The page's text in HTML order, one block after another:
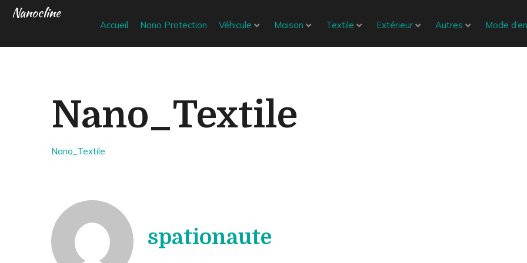
Nanocline
Accueil Nano Protection Véhicule Maison Textile Extérieur Autres Mode
Nano_Textile
Nano_Textile
spationaute